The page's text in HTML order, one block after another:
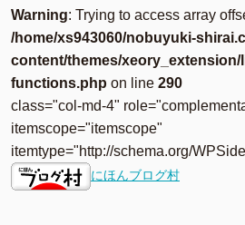
Warning: Trying to access array
/home/xs943060/nobuyuki-
content/themes/
functions.php on line 290
class="col-md-4"
itemscope="itemscope"
itemtype="http://schema.org/
にほんブログ村